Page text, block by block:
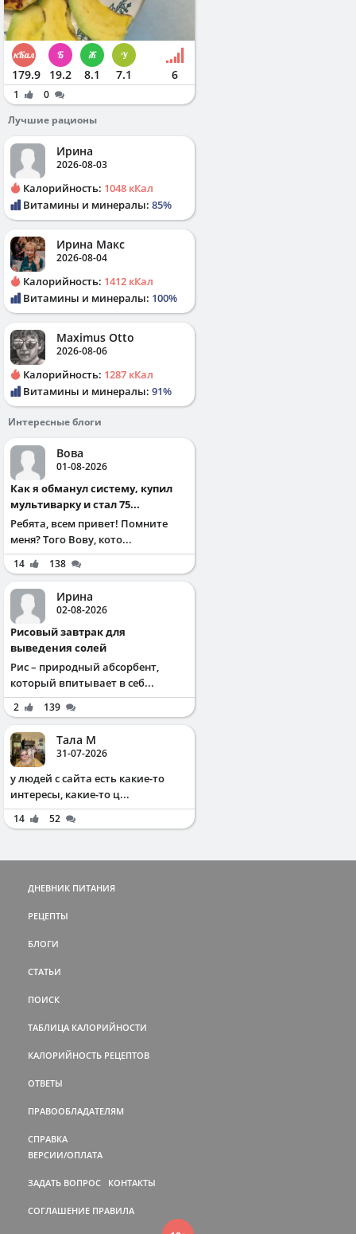
179.9 19.2 8.1 7.1 6
1
0
Лучшие рационы
Ирина
2026-08-03
Калорийность: 1048 кКал
Витамины и минералы: 85%
Ирина Макс
2026-08-04
Калорийность: 1412 кКал
Витамины и минералы: 100%
Maximus Otto
2026-08-06
Калорийность: 1287 кКал
Витамины и минералы: 91%
Интересные блоги
Вова
01-08-2026
Как я обманул систему, купил
мультиварку и стал 75...
Ребята, всем привет! Помните
меня? Того Вову, кото...
14 138
Ирина
02-08-2026
Рисовый завтрак для
выведения солей
Рис – природный абсорбент,
который впитывает в себ...
2 139
Тала М
31-07-2026
у людей с сайта есть какие-то
интересы, какие-то ц...
14 52
ДНЕВНИК ПИТАНИЯ
РЕЦЕПТЫ
БЛОГИ
СТАТЬИ
ПОИСК
ТАБЛИЦА КАЛОРИЙНОСТИ
КАЛОРИЙНОСТЬ РЕЦЕПТОВ
ОТВЕТЫ
ПРАВООБЛАДАТЕЛЯМ
СПРАВКА
ВЕРСИИ/ОПЛАТА
ЗАДАТЬ ВОПРОС КОНТАКТЫ
СОГЛАШЕНИЕ ПРАВИЛА